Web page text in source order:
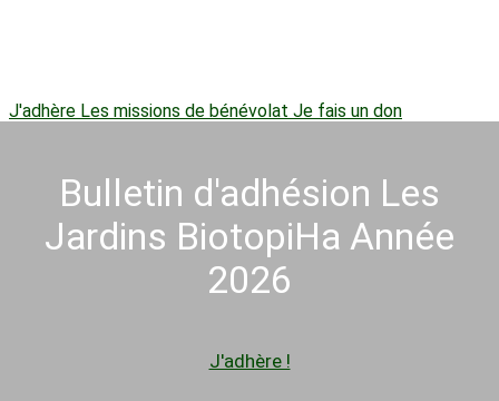
J'adhère Les missions de bénévolat Je fais un don
Bulletin d'adhésion Les
Jardins BiotopiHa Année
2026
J'adhère !